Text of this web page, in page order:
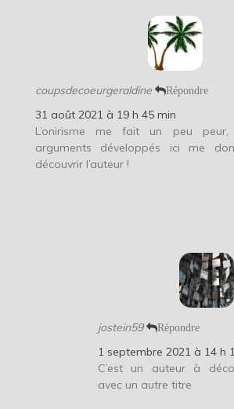
coupsdecoeurgeraldine Répondre
31 août 2021 à 19 h 45 min
L’onirisme me fait un peu peur,
arguments développés ici me
découvrir l’auteur !
jostein59 Répondre
1 septembre 2021 à 14 h
C’est un auteur à
avec un autre titre